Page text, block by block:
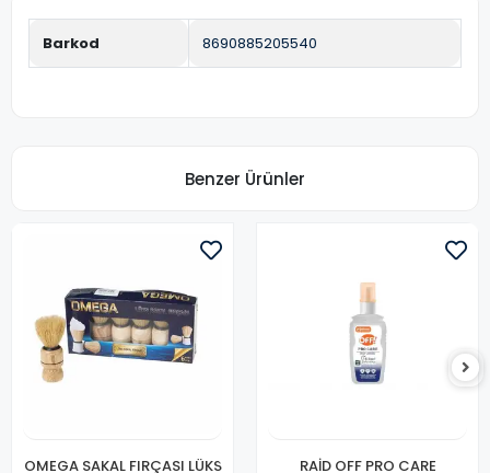
Barkod 8690885205540
Benzer Ürünler
OMEGA SAKAL FIRÇASI LÜKS
RAİD OFF PRO CARE